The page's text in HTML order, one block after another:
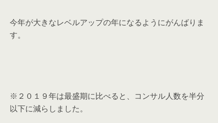
今年が大きなレベルアップの年になるようにがんばりま
す。
※２０１９年は最盛期に比べると、コンサル人数を半分
以下に減らしました。